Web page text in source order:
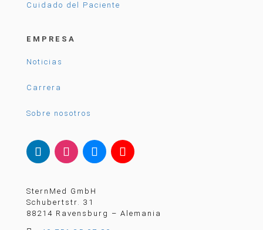
Cuidado del Paciente
EMPRESA
Noticias
Carrera
Sobre nosotros
SternMed GmbH
Schubertstr. 31
88214 Ravensburg – Alemania